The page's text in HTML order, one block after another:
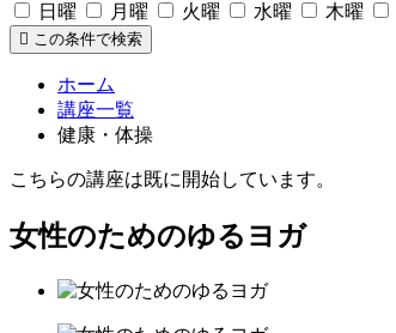
日曜
月曜 火曜 水曜 木曜
この条件で検索
ホーム
講座一覧
健康・体操
こちらの講座は既に開始しています。
女性のためのゆるヨガ